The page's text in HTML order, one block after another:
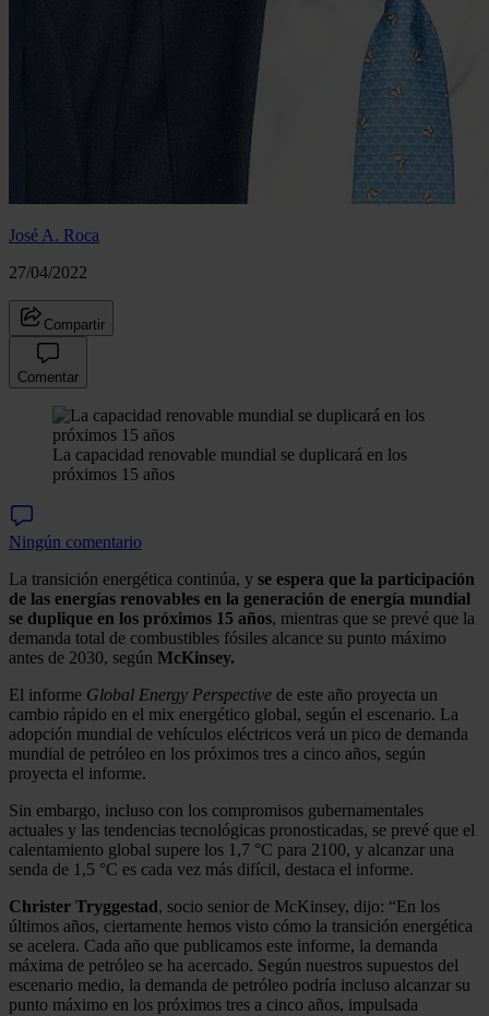
José A. Roca
27/04/2022
Compartir
Comentar
La capacidad renovable mundial se duplicará en los
próximos 15 años
Ningún comentario
La transición energética continúa, y se espera que la participación
de las energías renovables en la generación de energía mundial
se duplique en los próximos 15 años, mientras que se prevé que la
demanda total de combustibles fósiles alcance su punto máximo
antes de 2030, según McKinsey.
El informe Global Energy Perspective de este año proyecta un
cambio rápido en el mix energético global, según el escenario. La
adopción mundial de vehículos eléctricos verá un pico de demanda
mundial de petróleo en los próximos tres a cinco años, según
proyecta el informe.
Sin embargo, incluso con los compromisos gubernamentales
actuales y las tendencias tecnológicas pronosticadas, se prevé que el
calentamiento global supere los 1,7 °C para 2100, y alcanzar una
senda de 1,5 °C es cada vez más difícil, destaca el informe.
Christer Tryggestad, socio senior de McKinsey, dijo: “En los
últimos años, ciertamente hemos visto cómo la transición energética
se acelera. Cada año que publicamos este informe, la demanda
máxima de petróleo se ha acercado. Según nuestros supuestos del
escenario medio, la demanda de petróleo podría incluso alcanzar su
punto máximo en los próximos tres a cinco años, impulsada